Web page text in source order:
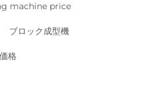
machine price
ブロック成型機
格